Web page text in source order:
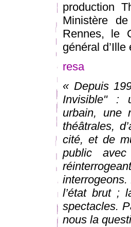
production
Ministère
Rennes, le
général
resa
« Depuis
Invisible" :
urbain, une
théâtrales,
cité, et de
public
interrogeons.
l’état brut ;
spectacles.
nous la